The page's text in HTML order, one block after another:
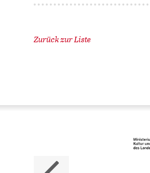
Zurück zur Liste